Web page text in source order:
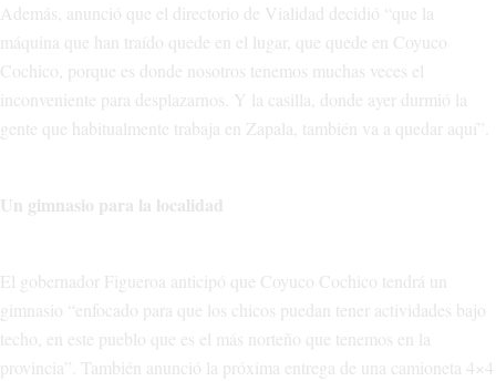
Además, anunció que el directorio de Vialidad decidió “que la
máquina que han traído quede en el lugar, que quede en Coyuco
Cochico, porque es donde nosotros tenemos muchas veces el
inconveniente para desplazarnos. Y la casilla, donde ayer durmió la
gente que habitualmente trabaja en Zapala, también va a quedar aquí”.
Un gimnasio para la localidad
El gobernador Figueroa anticipó que Coyuco Cochico tendrá un
gimnasio “enfocado para que los chicos puedan tener actividades bajo
techo, en este pueblo que es el más norteño que tenemos en la
provincia”. También anunció la próxima entrega de una camioneta 4×4